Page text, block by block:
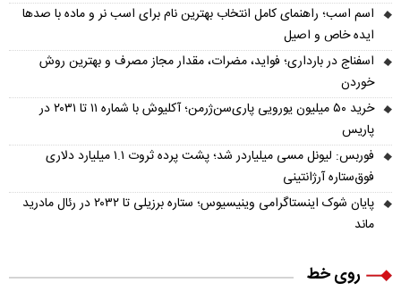
اسم اسب؛ راهنمای کامل انتخاب بهترین نام برای اسب نر و ماده با صدها
ایده خاص و اصیل
اسفناج در بارداری؛ فواید، مضرات، مقدار مجاز مصرف و بهترین روش
خوردن
خرید ۵۰ میلیون یورویی پاری‌سن‌ژرمن؛ آکلیوش با شماره ۱۱ تا ۲۰۳۱ در
پاریس
فوربس: لیونل مسی میلیاردر شد؛ پشت پرده ثروت ۱.۱ میلیارد دلاری
فوق‌ستاره آرژانتینی
پایان شوک اینستاگرامی وینیسیوس؛ ستاره برزیلی تا ۲۰۳۲ در رئال مادرید
ماند
روی خط